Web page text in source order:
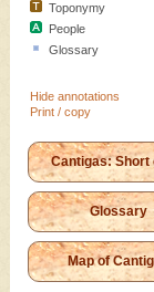
Toponymy
People
Glossary
Hide annotations
Print / copy
Cantigas: Short
Glossary
Map of